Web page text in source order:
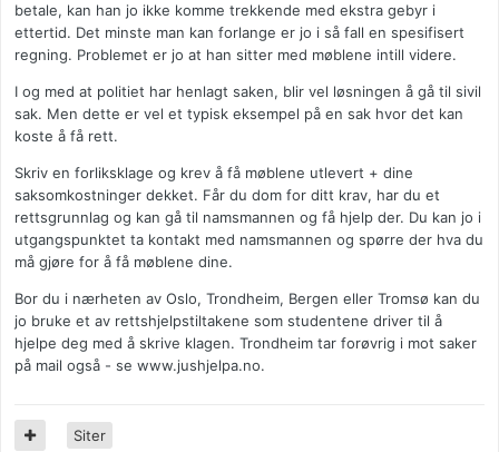
betale, kan han jo ikke komme trekkende med ekstra gebyr i
ettertid. Det minste man kan forlange er jo i så fall en spesifisert
regning. Problemet er jo at han sitter med møblene intill videre.
I og med at politiet har henlagt saken, blir vel løsningen å gå til sivil
sak. Men dette er vel et typisk eksempel på en sak hvor det kan
koste å få rett.
Skriv en forliksklage og krev å få møblene utlevert + dine
saksomkostninger dekket. Får du dom for ditt krav, har du et
rettsgrunnlag og kan gå til namsmannen og få hjelp der. Du kan jo i
utgangspunktet ta kontakt med namsmannen og spørre der hva du
må gjøre for å få møblene dine.
Bor du i nærheten av Oslo, Trondheim, Bergen eller Tromsø kan du
jo bruke et av rettshjelpstiltakene som studentene driver til å
hjelpe deg med å skrive klagen. Trondheim tar forøvrig i mot saker
på mail også - se www.jushjelpa.no.
Siter